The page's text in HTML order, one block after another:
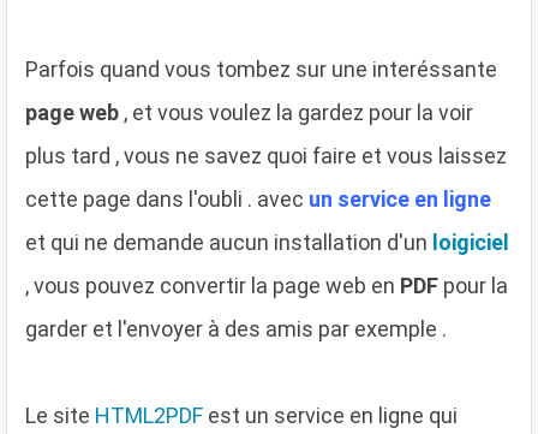
Parfois quand vous tombez sur une interéssante
page web , et vous voulez la gardez pour la voir
plus tard , vous ne savez quoi faire et vous laissez
cette page dans l'oubli . avec un service en ligne
et qui ne demande aucun installation d'un loigiciel
, vous pouvez convertir la page web en PDF pour la
garder et l'envoyer à des amis par exemple .
Le site HTML2PDF est un service en ligne qui